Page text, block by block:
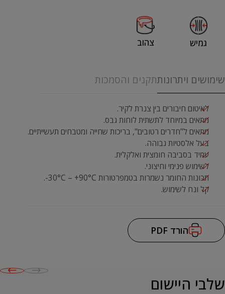
גמיש צהוב
שימושים ויתרונותתקנים והסמכות
לאיטום חיבורים בין צנרת לקיר.
מתאים במיוחד לתשתית לוחות גבס.
מתאים ל"חדרים רטובים", בריכות שחייה ומטבחים תעשייתיים.
בעל אלסטיות גבוהה.
עמיד בסביבה חומצית ואלקלית.
לשימוש פנימי וחיצוני.
תכונות החומר נשמרות בטמפרטורות 30°C – +90°C-.
קל ונח לשימוש.
הורד PDF
שלבי היישום